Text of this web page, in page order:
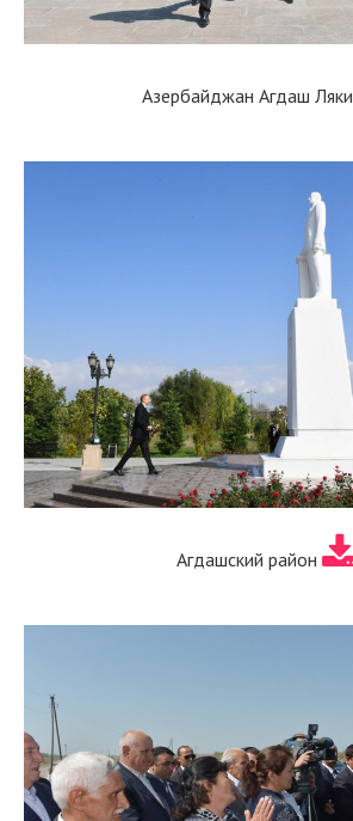
Азербайджан Агдаш Ляки
Агдашский район